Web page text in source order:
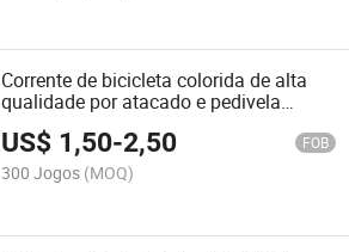
Corrente de bicicleta colorida de alta
qualidade por atacado e pedivela
(9525)
US$ 1,50-2,50 FOB
300 Jogos (MOQ)